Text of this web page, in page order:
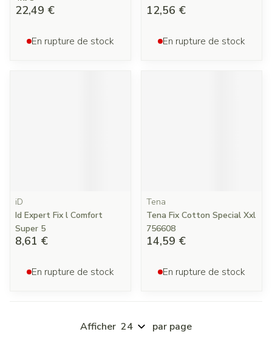
22,49 €
En rupture de stock
12,56 €
En rupture de stock
iD
Id Expert Fix l Comfort
Super 5
8,61 €
En rupture de stock
Tena
Tena Fix Cotton Special Xxl
756608
14,59 €
En rupture de stock
Afficher par page